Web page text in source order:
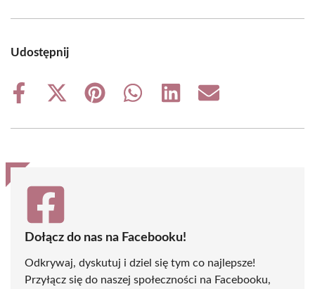
Udostępnij
Share
Share
(Twitter)
Share
Share
Share
Share
Dołącz do nas na Facebooku!
Odkrywaj, dyskutuj i dziel się tym co najlepsze!
Przyłącz się do naszej społeczności na Facebooku,